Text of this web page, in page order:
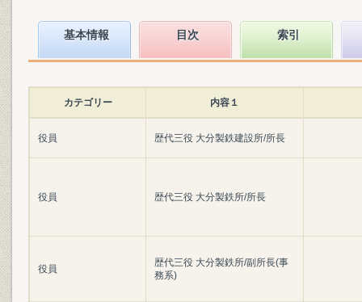
基本情報 目次 索引
カテゴリー 内容１
役員 歴代三役 大分製鉄建設所/所長
役員 歴代三役 大分製鉄所/所長
役員
歴代三役 大分製鉄所/副所長(事
務系)